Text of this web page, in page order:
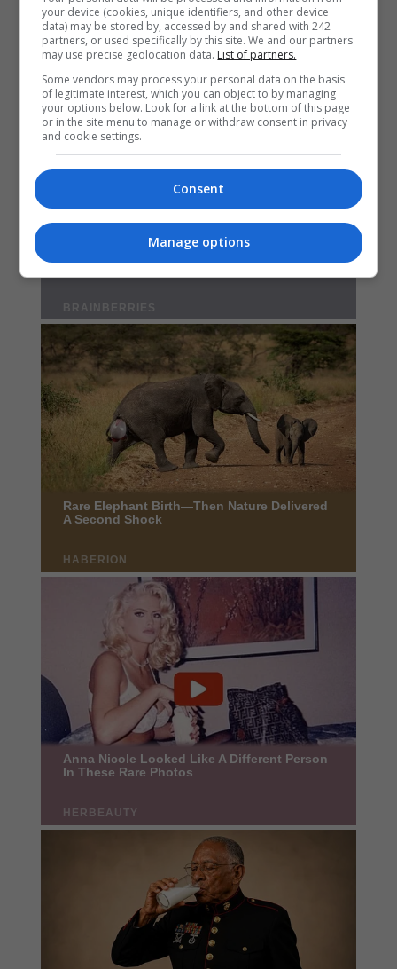
your device (cookies, unique identifiers, and other device
data) may be stored by, accessed by and shared with 242
partners, or used specifically by this site. We and our partners
may use precise geolocation data. List of partners.
Some vendors may process your personal data on the basis
of legitimate interest, which you can object to by managing
your options below. Look for a link at the bottom of this page
or in the site menu to manage or withdraw consent in privacy
and cookie settings.
Consent
Manage options